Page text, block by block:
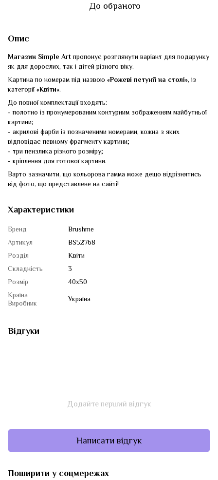
До обраного
Опис
Магазин Simple Artпропонує розглянути варіант для подарунку
як для дорослих, так і дітей різного віку.
Картина по номерам під назвою «Рожеві петунії на столі», із
категорії«Квіти».
До повної комплектації входять:
- полотно із пронумерованим контурним зображенням майбутньої
картини;
- акрилові фарби із позначеними номерами, кожна з яких
відповідає певному фрагменту картини;
- три пензлика різного розміру;
- кріплення для готової картини.
Варто зазначити, що кольорова гамма може дещо відрізнятись
від фото, що представлене на сайті!
Характеристики
Бренд
Brushme
Артикул
BS52768
Розділ
Квіти
Складність
3
Розмір
40x50
Країна
Виробник
Україна
Відгуки
Додайте перший відгук
Написати відгук
Поширити у соцмережах